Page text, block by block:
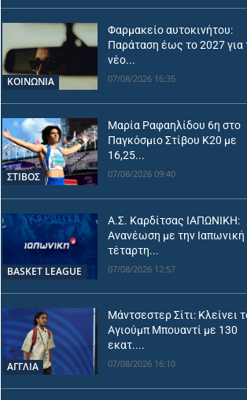
ΚΟΙΝΩΝΙΑ
Φαρμακείο αυτοκινήτου:
Παράταση έως το 2027 για
νέο...
07/08/2026 16:35
ΣΤΙΒΟΣ
Μαρία Ραφαηλίδου 6η στο
Παγκόσμιο Στίβου Κ20 με
16,25...
07/08/2026 09:40
BASKET LEAGUE
Α.Σ. Καρδίτσας ΙΑΠΩΝΙΚΗ:
Ανανέωση με την Ιαπωνική
τέταρτη...
07/08/2026 12:57
ΑΓΓΛΙΑ
Μάντσεστερ Σίτι: Κλείνει
Αγιούμπ Μπουαντί με 130
εκατ....
07/08/2026 16:10